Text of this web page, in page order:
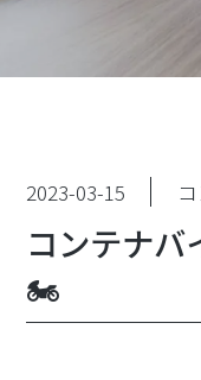
2023-03-15
コンテナ
🏍